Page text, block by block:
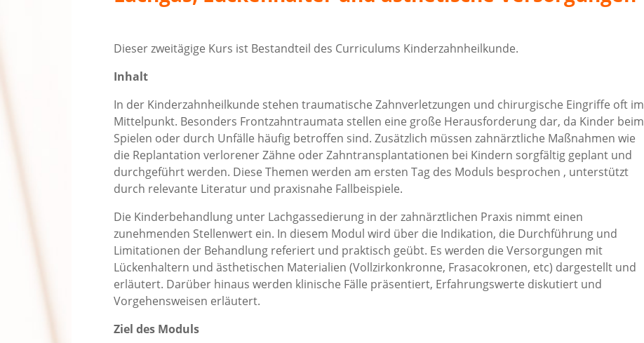
Dieser zweitägige Kurs ist Bestandteil des Curriculums Kinderzahnheilkunde.
Inhalt
In der Kinderzahnheilkunde stehen traumatische Zahnverletzungen und chirurgische Eingriffe oft im
Mittelpunkt. Besonders Frontzahntraumata stellen eine große Herausforderung dar, da Kinder beim
Spielen oder durch Unfälle häufig betroffen sind. Zusätzlich müssen zahnärztliche Maßnahmen wie
die Replantation verlorener Zähne oder Zahntransplantationen bei Kindern sorgfältig geplant und
durchgeführt werden. Diese Themen werden am ersten Tag des Moduls besprochen , unterstützt
durch relevante Literatur und praxisnahe Fallbeispiele.
Die Kinderbehandlung unter Lachgassedierung in der zahnärztlichen Praxis nimmt einen
zunehmenden Stellenwert ein. In diesem Modul wird über die Indikation, die Durchführung und
Limitationen der Behandlung referiert und praktisch geübt. Es werden die Versorgungen mit
Lückenhaltern und ästhetischen Materialien (Vollzirkonkronne, Frasacokronen, etc) dargestellt und
erläutert. Darüber hinaus werden klinische Fälle präsentiert, Erfahrungswerte diskutiert und
Vorgehensweisen erläutert.
Ziel des Moduls